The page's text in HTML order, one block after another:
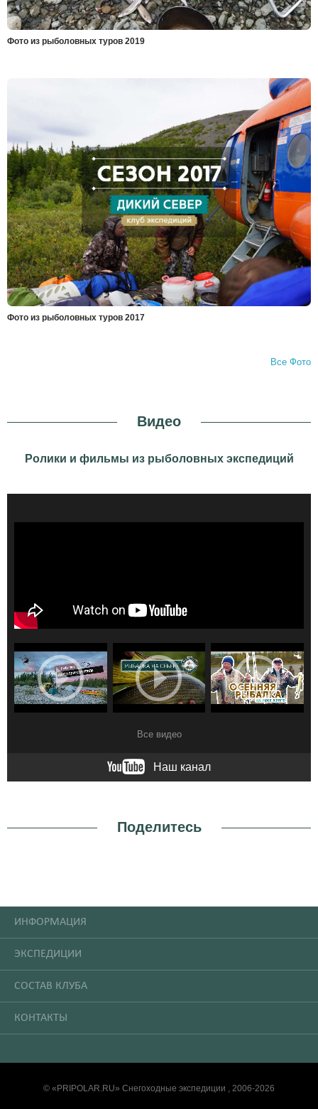
Фото из рыболовных туров 2019
Фото из рыболовных туров 2017
Все Фото
Видео
Ролики и фильмы из рыболовных экспедиций
Все видео
Наш канал
Поделитесь
ИНФОРМАЦИЯ
ЭКСПЕДИЦИИ
СОСТАВ КЛУБА
КОНТАКТЫ
© «PRIPOLAR.RU» Снегоходные экспедиции , 2006-2026